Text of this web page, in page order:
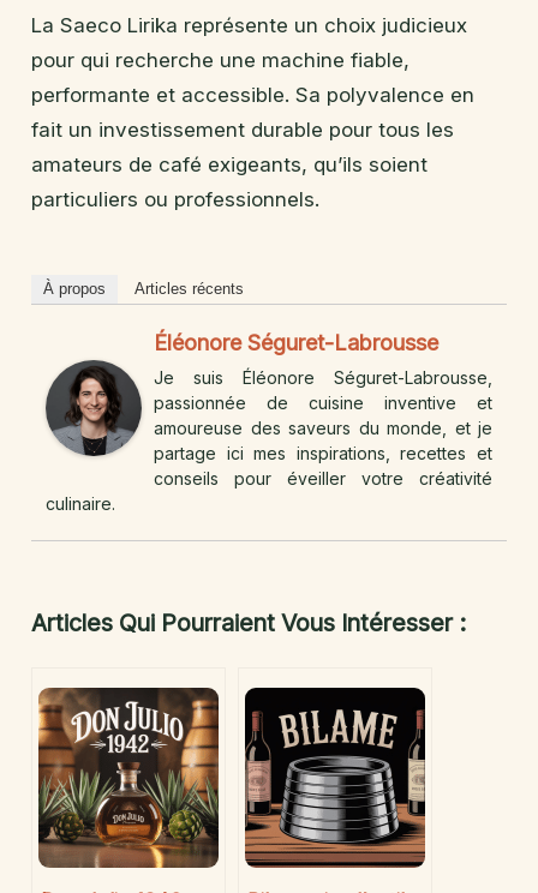
La Saeco Lirika représente un choix judicieux
pour qui recherche une machine fiable,
performante et accessible. Sa polyvalence en
fait un investissement durable pour tous les
amateurs de café exigeants, qu’ils soient
particuliers ou professionnels.
À propos Articles récents
Éléonore Séguret-Labrousse
Je suis Éléonore Séguret-Labrousse,
passionnée de cuisine inventive et
amoureuse des saveurs du monde, et je
partage ici mes inspirations, recettes et
conseils pour éveiller votre créativité
culinaire.
Articles Qui Pourraient Vous Intéresser :